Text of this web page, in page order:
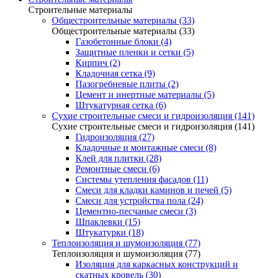
Строительные материалы
Общестроительные материалы (33)
Общестроительные материалы (33)
Газобетонные блоки (4)
Защитные пленки и сетки (5)
Кирпич (2)
Кладочная сетка (9)
Пазогребневые плиты (2)
Цемент и инертные материалы (5)
Штукатурная сетка (6)
Сухие строительные смеси и гидроизоляция (141)
Сухие строительные смеси и гидроизоляция (141)
Гидроизоляция (27)
Кладочные и монтажные смеси (8)
Клей для плитки (28)
Ремонтные смеси (6)
Системы утепления фасадов (11)
Смеси для кладки каминов и печей (5)
Смеси для устройства пола (24)
Цементно-песчаные смеси (3)
Шпаклевки (15)
Штукатурки (18)
Теплоизоляция и шумоизоляция (77)
Теплоизоляция и шумоизоляция (77)
Изоляция для каркасных конструкций и
скатных кровель (30)